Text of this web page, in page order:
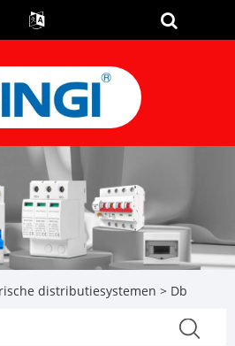
distributiesystemen > Db